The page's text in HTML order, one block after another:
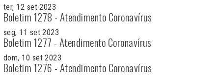
ter, 12 set 2023
Boletim 1278 - Atendimento Coronavírus
seg, 11 set 2023
Boletim 1277 - Atendimento Coronavírus
dom, 10 set 2023
Boletim 1276 - Atendimento Coronavírus